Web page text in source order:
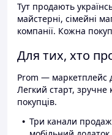
Тут продають
майстерні, сімейні
компанії. Кожна
Для тих, хто
Prom — маркетплейс
Легкий старт, зручне
покупців.
Три канали